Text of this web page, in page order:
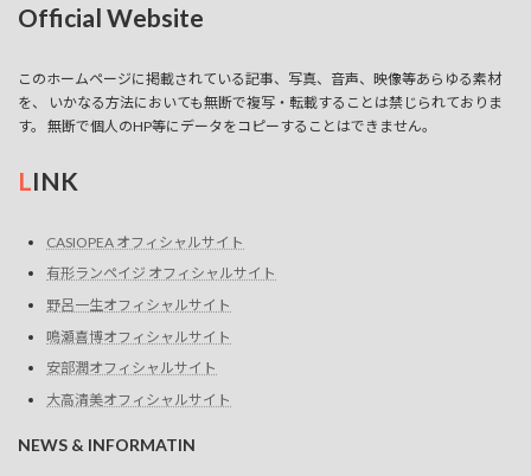
Official Website
このホームページに掲載されている記事、写真、音声、映像等あらゆる素材
を、 いかなる方法においても無断で複写・転載することは禁じられておりま
す。 無断で個人のHP等にデータをコピーすることはできません。
LINK
CASIOPEA オフィシャルサイト
有形ランペイジ オフィシャルサイト
野呂一生オフィシャルサイト
鳴瀬喜博オフィシャルサイト
安部潤オフィシャルサイト
大高清美オフィシャルサイト
NEWS & INFORMATIN